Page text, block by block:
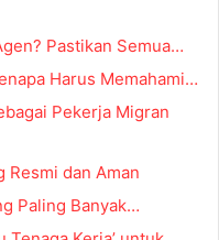
Pastikan Semua…
Harus Memahami…
Pekerja Migran
Resmi dan Aman
Paling Banyak…